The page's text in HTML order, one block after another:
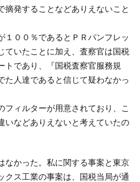
発することなどありえないこと
１００％であるとＰＲパンフレッ
ていたことに加え、査察官は国税
トであり、『国税査察官服務規
た人達であると信じて疑わなかっ
ィルターが用意されており、こ
いなどありえないと考えていたの
かった。私に関する事案と東京
クス工業の事案は、国税当局が通